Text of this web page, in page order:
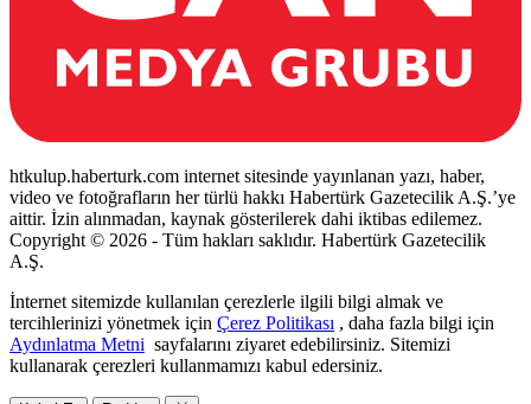
htkulup.haberturk.com internet sitesinde yayınlanan yazı, haber,
video ve fotoğrafların her türlü hakkı Habertürk Gazetecilik A.Ş.’ye
aittir. İzin alınmadan, kaynak gösterilerek dahi iktibas edilemez.
Copyright © 2026 - Tüm hakları saklıdır. Habertürk Gazetecilik
A.Ş.
İnternet sitemizde kullanılan çerezlerle ilgili bilgi almak ve
tercihlerinizi yönetmek için Çerez Politikası , daha fazla bilgi için
Aydınlatma Metni sayfalarını ziyaret edebilirsiniz. Sitemizi
kullanarak çerezleri kullanmamızı kabul edersiniz.